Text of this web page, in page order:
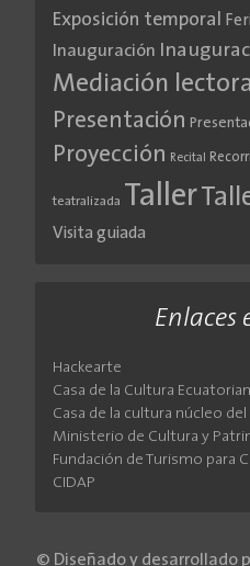
Exposición temporal
Inauguración
Mediación
Presentación
Proyección Recital
teatralizada Taller
Visita guiada
Enlaces
Hackearte
Casa de la Cultura
Casa de la cultura núcleo del
Ministerio de Cultura y
Fundación de Turismo para
CIDAP
© Diseñado y desarrollado